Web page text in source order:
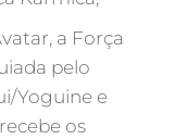
a Força
pelo
Yoguine e
os